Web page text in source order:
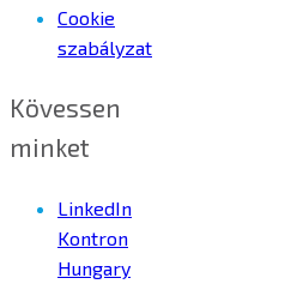
Cookie
szabályzat
Kövessen
minket
LinkedIn
Kontron
Hungary